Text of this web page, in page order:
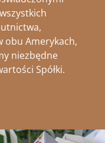
obu Amerykach,
niezbędne
Spółki.